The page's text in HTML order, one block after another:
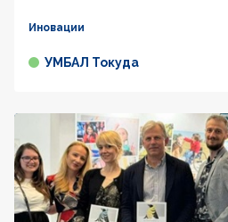
Иновации
УМБАЛ Токуда